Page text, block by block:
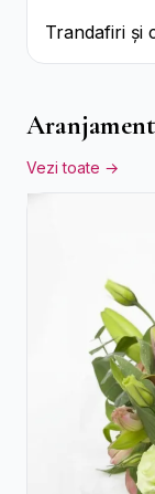
Trandafiri și
Vezi toate →